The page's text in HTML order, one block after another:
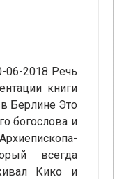
06-2018 Речь
книги
Берлине Это
богослова и
всегда
Кико и